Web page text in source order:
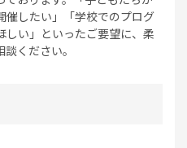
催したい」「学校でのプログ
しい」といったご要望に、柔
ください。